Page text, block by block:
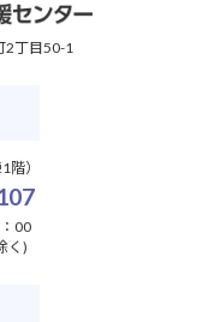
2丁目50-1
）
00
く)